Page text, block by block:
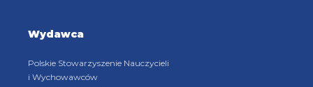
Wydawca
Polskie Stowarzyszenie Nauczycieli
i Wychowawców